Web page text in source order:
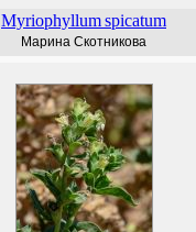
Myriophyllumspicatum
Марина Скотникова